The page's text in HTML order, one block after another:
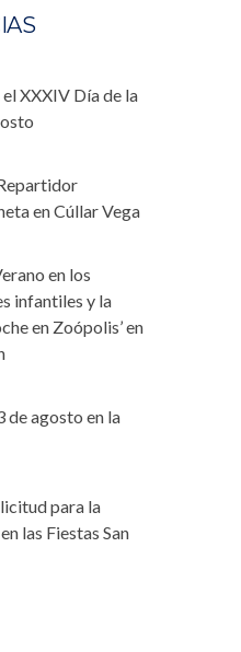
XXXIV Día de la
en Cúllar Vega
en los
infantiles y la
en Zoópolis’ en
de agosto en la
para la
las Fiestas San